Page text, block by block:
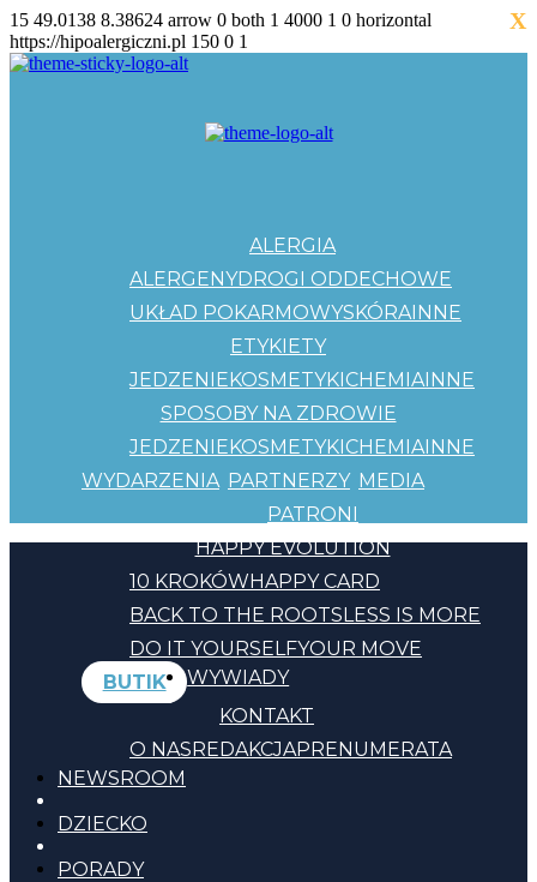
15 49.0138 8.38624 arrow 0 both 1 4000 1 0 horizontal
https://hipoalergiczni.pl 150 0 1
ALERGIA
ALERGENYDROGI ODDECHOWE
UKŁAD POKARMOWYSKÓRAINNE
ETYKIETY
JEDZENIEKOSMETYKICHEMIAINNE
SPOSOBY NA ZDROWIE
JEDZENIEKOSMETYKICHEMIAINNE
WYDARZENIA PARTNERZY
PATRONI
MEDIA
HAPPY EVOLUTION
10 KROKÓWHAPPY CARD
BACK TO THE ROOTSLESS IS MORE
DO IT YOURSELFYOUR MOVE
BUTIK
KONTAKT
O NASREDAKCJAPRENUMERATA
WYWIADY
NEWSROOM
DZIECKO
PORADY
X